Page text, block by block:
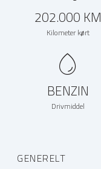
202.000 KM
Kilometer kørt
BENZIN
Drivmiddel
GENERELT